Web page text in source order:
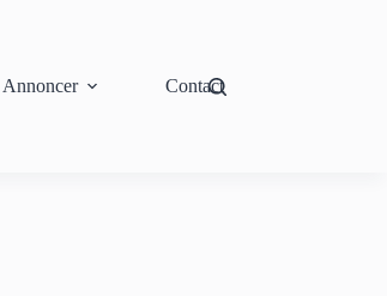
Annoncer Contact